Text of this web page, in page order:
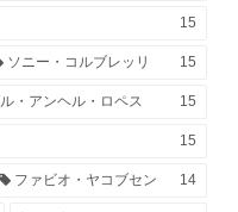
15
ソニー・コルブレッリ 15
・アンヘル・ロペス 15
15
ファビオ・ヤコブセン 14